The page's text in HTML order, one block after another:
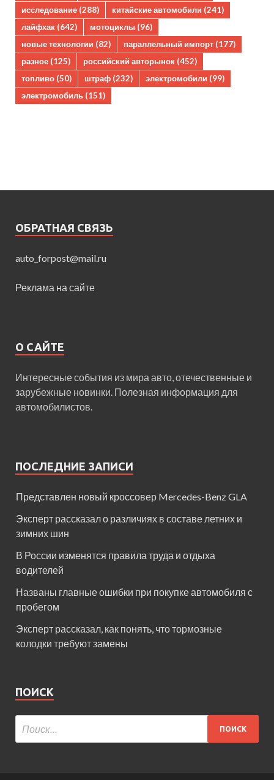
исследование (288) китайские автомобили (241)
лайфхак (642) мотоциклы (96)
новые технологии (82) параллельный импорт (177)
разное (125) российский авторынок (452)
топливо (50) штраф (232) электромобили (99)
электромобиль (151)
ОБРАТНАЯ СВЯЗЬ
auto_forpost@mail.ru
Реклама на сайте
О САЙТЕ
Интересные события из мира авто, отечественные и
зарубежные новинки. Полезная информация для
автомобилистов.
ПОСЛЕДНИЕ ЗАПИСИ
Представлен новый кроссовер Mercedes-Benz GLA
Эксперт рассказал о различиях в составе летних и
зимних шин
В России изменятся правила труда и отдыха
водителей
Названы главные ошибки при покупке автомобиля с
пробегом
Эксперт рассказал, как понять, что тормозные
колодки требуют замены
ПОИСК